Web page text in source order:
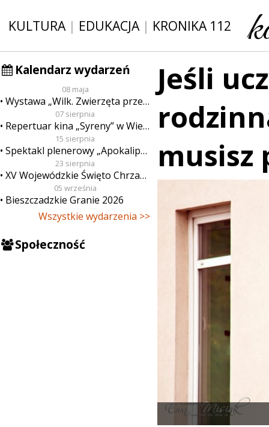
KULTURA| EDUKACJA| KRONIKA 112
Kalendarz wydarzeń
08 maja
Wystawa „Wilk. Zwierzęta przeklęte”
07 sierpnia
Repertuar kina „Syreny” w Wieluniu w dn. od 7 do 13 sierpnia
15 sierpnia
Spektakl plenerowy „Apokalipsa”
23 sierpnia
XV Wojewódzkie Święto Chrzanu
05 września
Bieszczadzkie Granie 2026
Wszystkie wydarzenia >>
Społeczność
Jeśli
musisz